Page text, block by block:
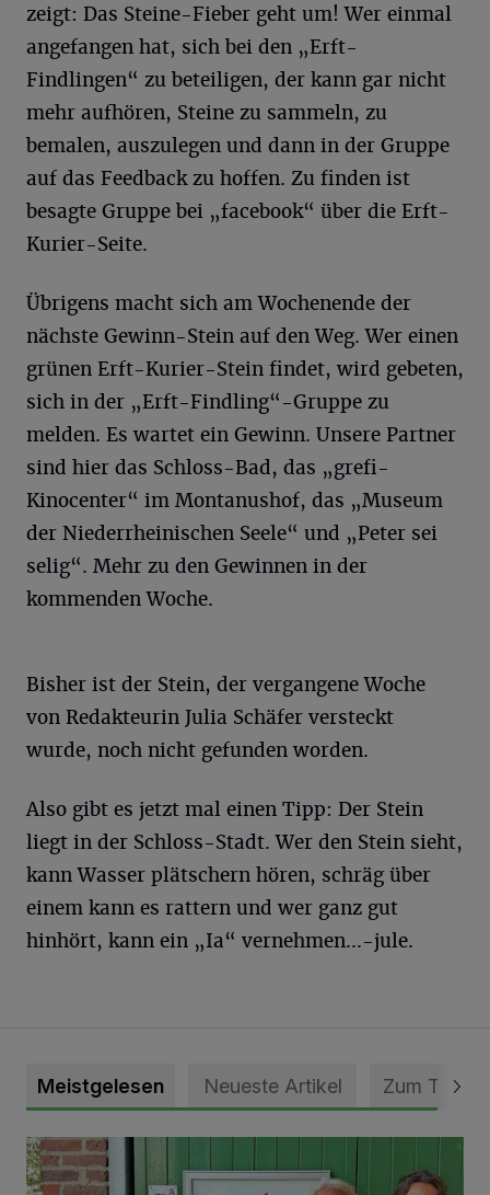
zeigt: Das Steine-Fieber geht um! Wer einmal
angefangen hat, sich bei den „Erft-
Findlingen“ zu beteiligen, der kann gar nicht
mehr aufhören, Steine zu sammeln, zu
bemalen, auszulegen und dann in der Gruppe
auf das Feedback zu hoffen. Zu finden ist
besagte Gruppe bei „facebook“ über die Erft-
Kurier-Seite.
Übrigens macht sich am Wochenende der
nächste Gewinn-Stein auf den Weg. Wer einen
grünen Erft-Kurier-Stein findet, wird gebeten,
sich in der „Erft-Findling“-Gruppe zu
melden. Es wartet ein Gewinn. Unsere Partner
sind hier das Schloss-Bad, das „grefi-
Kinocenter“ im Montanushof, das „Museum
der Niederrheinischen Seele“ und „Peter sei
selig“. Mehr zu den Gewinnen in der
kommenden Woche.
Bisher ist der Stein, der vergangene Woche
von Redakteurin Julia Schäfer versteckt
wurde, noch nicht gefunden worden.
Also gibt es jetzt mal einen Tipp: Der Stein
liegt in der Schloss-Stadt. Wer den Stein sieht,
kann Wasser plätschern hören, schräg über
einem kann es rattern und wer ganz gut
hinhört, kann ein „Ia“ vernehmen...-jule.
Meistgelesen Neueste Artikel Zum Thema
Vorbildlicher Einsatz für den Artenschutz gewürdigt